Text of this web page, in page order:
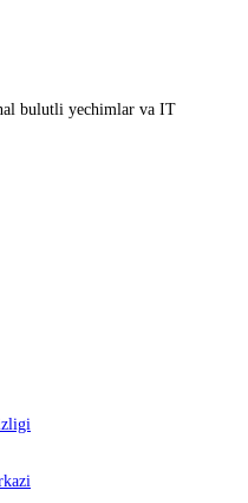
bulutli yechimlar va IT